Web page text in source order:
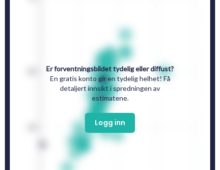
Er forventningsbildet tydelig eller diffust?
En gratis konto gir en tydelig helhet! Få
detaljert innsikt i spredningen av
estimatene.
Logg inn